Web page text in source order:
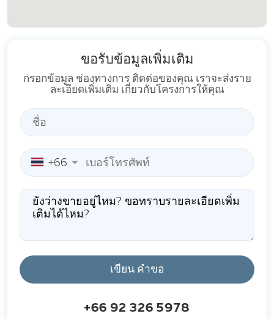
ขอรับข้อมูลเพิ่มเติม
กรอกข้อมูล ช่องทางการ ติดต่อของคุณ เราจะส่งราย
ละเอียดเพิ่มเติม เกี่ยวกับโครงการให้คุณ
+66
เขียน คำขอ
+66 92 326 5978